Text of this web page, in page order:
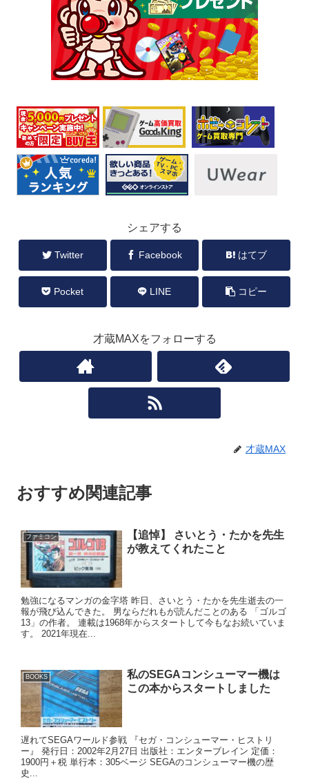
シェアする
Twitter Facebook はてブ
Pocket LINE コピー
才蔵MAXをフォローする
才蔵MAX
おすすめ関連記事
ファミコン
【追悼】 さいとう・たかを先生
が教えてくれたこと
勉強になるマンガの金字塔 昨日、さいとう・たかを先生逝去の一
報が飛び込んできた。 男ならだれもが読んだことのある 「ゴルゴ
13」の作者。 連載は1968年からスタートして今もなお続いていま
す。 2021年現在...
BOOKS
私のSEGAコンシューマー機は
この本からスタートしました
遅れてSEGAワールド参戦 『セガ・コンシューマー・ヒストリ
ー』 発行日：2002年2月27日 出版社：エンターブレイン 定価：
1900円＋税 単行本：305ベージ SEGAのコンシューマー機の歴
史...